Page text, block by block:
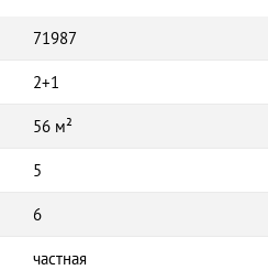
71987
2+1
56 м²
5
6
частная